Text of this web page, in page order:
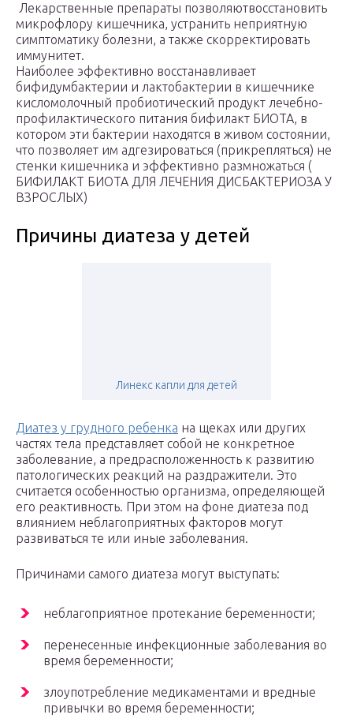
Лекарственные препараты позволяютвосстановить
микрофлору кишечника, устранить неприятную
симптоматику болезни, а также скорректировать
иммунитет.
Наиболее эффективно восстанавливает
бифидумбактерии и лактобактерии в кишечнике
кисломолочный пробиотический продукт лечебно-
профилактического питания бифилакт БИОТА, в
котором эти бактерии находятся в живом состоянии,
что позволяет им адгезироваться (прикрепляться) не
стенки кишечника и эффективно размножаться (
БИФИЛАКТ БИОТА ДЛЯ ЛЕЧЕНИЯ ДИСБАКТЕРИОЗА У
ВЗРОСЛЫХ)
Причины диатеза у детей
Линекс капли для детей
Диатез у грудного ребенка на щеках или других
частях тела представляет собой не конкретное
заболевание, а предрасположенность к развитию
патологических реакций на раздражители. Это
считается особенностью организма, определяющей
его реактивность. При этом на фоне диатеза под
влиянием неблагоприятных факторов могут
развиваться те или иные заболевания.
Причинами самого диатеза могут выступать:
неблагоприятное протекание беременности;
перенесенные инфекционные заболевания во
время беременности;
злоупотребление медикаментами и вредные
привычки во время беременности;